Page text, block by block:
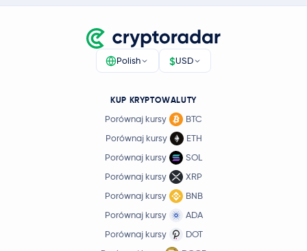
Polish $USD
KUP KRYPTOWALUTY
Porównaj kursy
BTC
Porównaj kursy
ETH
Porównaj kursy
SOL
Porównaj kursy
XRP
Porównaj kursy
BNB
Porównaj kursy
ADA
Porównaj kursy
DOT